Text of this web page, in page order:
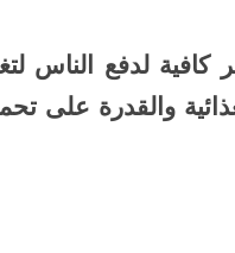
كافية لدفع الناس
والقدرة على